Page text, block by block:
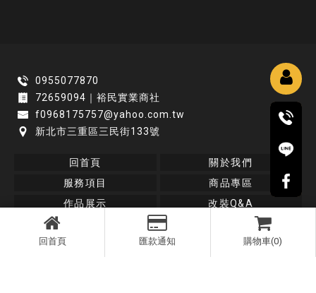
尚未
登入
會員
回首頁 匯款通知 購物車(0)
0955077870
72659094｜裕民實業商社
f0968175757@yahoo.com.tw
新北市三重區三民街133號
回首頁
關於我們
服務項目
商品專區
作品展示
改裝Q&A
無卡/免卡分期專區
卡鉗改裝 汽車卡鉗改裝 卡鉗保養 卡鉗整理翻新
台北汽車改裝店推薦
三重汽車改裝店
板橋汽車改裝店